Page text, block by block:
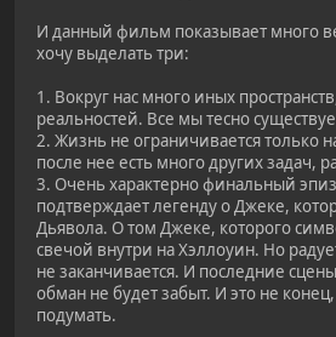
И данный фильм показывает много
хочу выделать три:
1. Вокруг нас много иных
реальностей. Все мы тесно
2. Жизнь не ограничивается только
после нее есть много других задач,
3. Очень характерно финальный
подтверждает легенду о Джеке,
Дьявола. О том Джеке, которого
свечой внутри на Хэллоуин. Но
не заканчивается. И последние
обман не будет забыт. И это не
подумать.